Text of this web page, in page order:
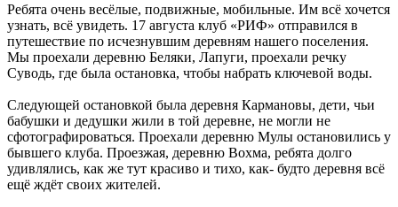
Ребята очень весёлые, подвижные, мобильные. Им всё хочется
узнать, всё увидеть. 17 августа клуб «РИФ» отправился в
путешествие по исчезнувшим деревням нашего поселения.
Мы проехали деревню Беляки, Лапуги, проехали речку
Суводь, где была остановка, чтобы набрать ключевой воды.
Следующей остановкой была деревня Кармановы, дети, чьи
бабушки и дедушки жили в той деревне, не могли не
сфотографироваться. Проехали деревню Мулы остановились у
бывшего клуба. Проезжая, деревню Вохма, ребята долго
удивлялись, как же тут красиво и тихо, как- будто деревня всё
ещё ждёт своих жителей.